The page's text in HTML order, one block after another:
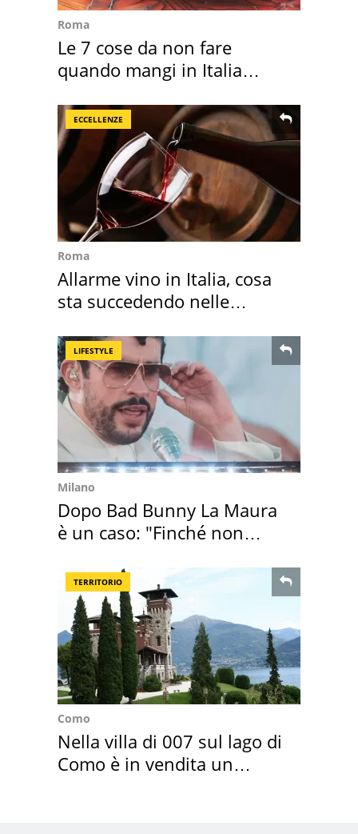
Roma
Le 7 cose da non fare
quando mangi in Italia
ECCELLENZE
Roma
Allarme vino in Italia, cosa
sta succedendo nelle
LIFESTYLE
Milano
Dopo Bad Bunny La Maura
è un caso: "Finché non
TERRITORIO
Como
Nella villa di 007 sul lago di
Como è in vendita un